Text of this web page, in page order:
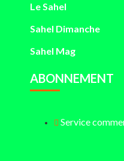
Le Sahel
Sahel Dimanche
Sahel Mag
ABONNEMENT
Service